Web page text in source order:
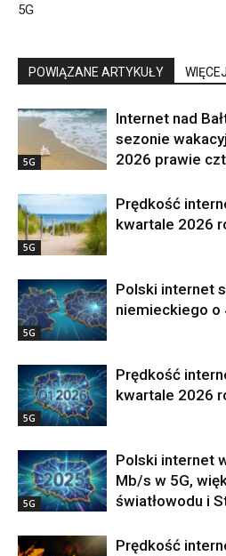
5G
POWIĄZANE ARTYKUŁY
5G
Internet nad
sezonie
2026 prawie
5G
Prędkość
kwartale 2026
5G
Polski internet
niemieckiego o
5G
Prędkość
kwartale 2026
5G
Polski internet
Mb/s w 5G,
światłowodu i
Prędkość